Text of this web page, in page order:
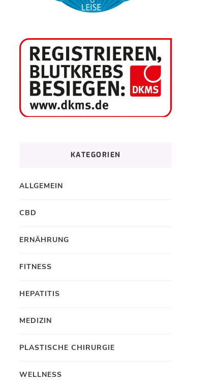
KATEGORIEN
ALLGEMEIN
CBD
ERNÄHRUNG
FITNESS
HEPATITIS
MEDIZIN
PLASTISCHE CHIRURGIE
WELLNESS